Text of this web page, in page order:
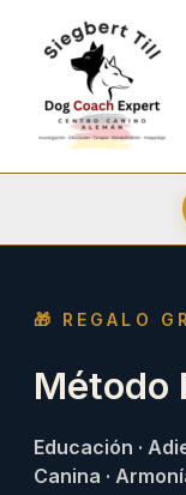
contenido
🎁 REGALO
Método
Educación ·
Canina ·